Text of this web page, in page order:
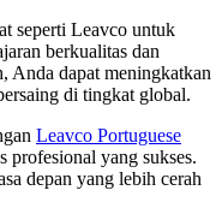
seperti Leavco untuk
berkualitas dan
Anda dapat meningkatkan
di tingkat global.
Leavco Portuguese
profesional yang sukses.
depan yang lebih cerah